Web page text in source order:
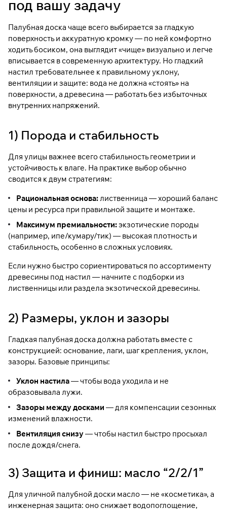
под вашу задачу
Палубная доска чаще всего выбирается за гладкую
поверхность и аккуратную кромку — по ней комфортно
ходить босиком, она выглядит «чище» визуально и легче
вписывается в современную архитектуру. Но гладкий
настил требовательнее к правильному уклону,
вентиляции и защите: вода не должна «стоять» на
поверхности, а древесина — работать без избыточных
внутренних напряжений.
1) Порода и стабильность
Для улицы важнее всего стабильность геометрии и
устойчивость к влаге. На практике выбор обычно
сводится к двум стратегиям:
Рациональная основа:лиственница — хороший баланс
цены и ресурса при правильной защите и монтаже.
Максимум премиальности:экзотические породы
(например, ипе/кумару/тик) — высокая плотность и
стабильность, особенно в сложных условиях.
Если нужно быстро сориентироваться по ассортименту
древесины под настил — начните с подборки из
лиственницы или раздела экзотической древесины.
2) Размеры, уклон и зазоры
Гладкая палубная доска должна работать вместе с
конструкцией: основание, лаги, шаг крепления, уклон,
зазоры. Базовые принципы:
Уклон настила— чтобы вода уходила и не
образовывала лужи.
Зазоры между досками — для компенсации сезонных
изменений влажности.
Вентиляция снизу— чтобы настил быстро просыхал
после дождя/снега.
3) Защита и финиш: масло “2/2/1”
Для уличной палубной доски масло — не «косметика», а
инженерная защита: оно снижает водопоглощение,